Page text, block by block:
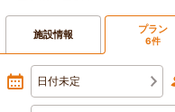
施設情報 プラン
6件
日付未定